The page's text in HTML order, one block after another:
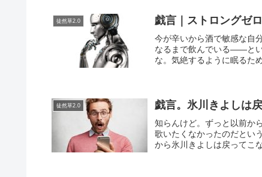
徒然草2.0 戯言｜ストロングゼ
今が辛いから酒で敏感な自
なるまで飲んでいる――と
な。気絶するように眠るた
徒然草2.0 戯言。氷川きよしは
知らんけど。ずっと以前か
歌いたくなかったのだとい
から氷川きよしは戻ってこ